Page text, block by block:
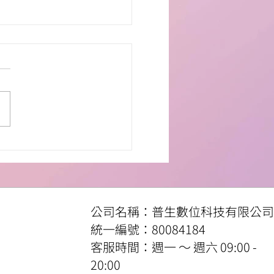
公司名稱：普生數位科技有限公司
​統一編號：80084184
客服時間：週一 ～ 週六 09:00 -
20:00